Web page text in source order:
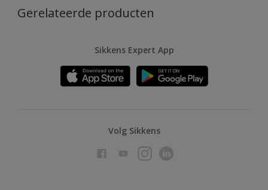
Gerelateerde producten
Sikkens Expert App
Volg Sikkens